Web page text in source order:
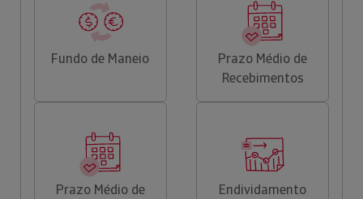
Fundo de Maneio
Prazo Médio de
Recebimentos
Prazo Médio de
Endividamento